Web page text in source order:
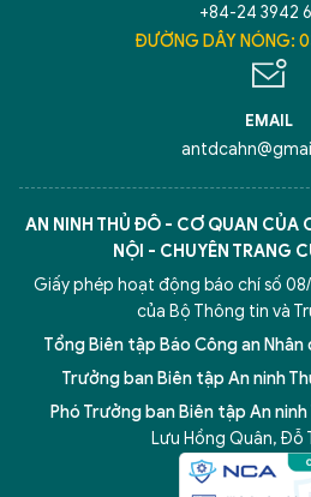
+84-24 3942
ĐƯỜNG DÂY NÓNG:
EMAIL
AN NINH THỦ ĐÔ - CƠ QUAN CỦA
NỘI - CHUYÊN TRANG
Giấy phép hoạt động báo chí số 08/
của Bộ Thông tin và
Tổng Biên tập Báo Công an Nhân
Trưởng ban Biên tập An ninh
Phó Trưởng ban Biên tập An ninh
Lưu Hồng Quân, Đỗ